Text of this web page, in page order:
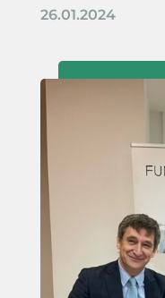
26.01.2024